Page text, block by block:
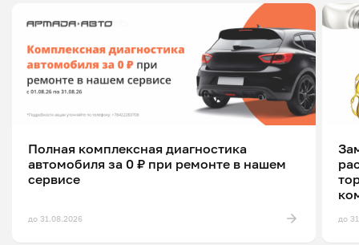
Полная комплексная диагностика
автомобиля за 0 ₽ при ремонте в нашем
сервисе
до 31.08.2026 до